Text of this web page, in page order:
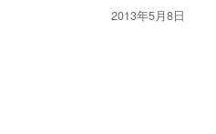
2013年5月8日